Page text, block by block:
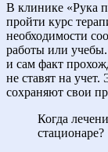
В клинике «Рука
пройти курс
необходимости
работы или
и сам факт
не ставят на учет.
сохраняют свои
Когда
стационаре?